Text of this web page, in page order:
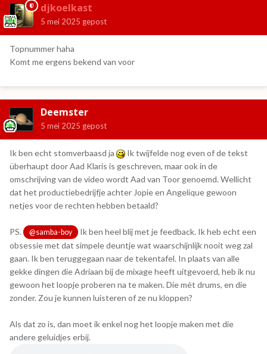
djkoelkast
5 mei 2025 gepost
Topnummer haha
Komt me ergens bekend van voor
Deemster
5 mei 2025 gepost
Ik ben echt stomverbaasd ja
Ik twijfelde nog even of de tekst
überhaupt door Aad Klaris is geschreven, maar ook in de
omschrijving van de video wordt Aad van Toor genoemd. Wellicht
dat het productiebedrijfje achter Jopie en Angelique gewoon
netjes voor de rechten hebben betaald?
PS. @samba-boy
Ik ben heel blij met je feedback. Ik heb echt een
obsessie met dat simpele deuntje wat waarschijnlijk nooit weg zal
gaan. Ik ben teruggegaan naar de tekentafel. In plaats van alle
gekke dingen die Adriaan bij de mixage heeft uitgevoerd, heb ik nu
gewoon het loopje proberen na te maken. Die mét drums, en die
zonder. Zou je kunnen luisteren of ze nu kloppen?
Als dat zo is, dan moet ik enkel nog het loopje maken met die
andere geluidjes erbij.